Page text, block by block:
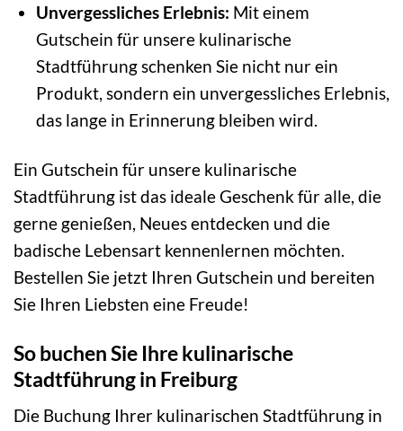
Unvergessliches Erlebnis: Mit einem
Gutschein für unsere kulinarische
Stadtführung schenken Sie nicht nur ein
Produkt, sondern ein unvergessliches Erlebnis,
das lange in Erinnerung bleiben wird.
Ein Gutschein für unsere kulinarische
Stadtführung ist das ideale Geschenk für alle, die
gerne genießen, Neues entdecken und die
badische Lebensart kennenlernen möchten.
Bestellen Sie jetzt Ihren Gutschein und bereiten
Sie Ihren Liebsten eine Freude!
So buchen Sie Ihre kulinarische
Stadtführung in Freiburg
Die Buchung Ihrer kulinarischen Stadtführung in